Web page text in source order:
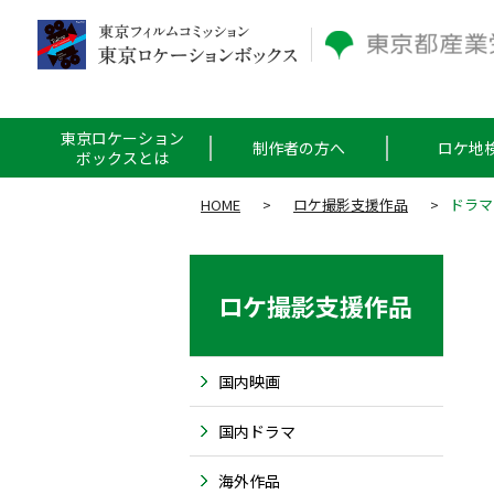
東京ロケーション
ボックスとは
制作者の方へ ロケ地
HOME > ロケ撮影支援作品 > ドラ
ロケ撮影支援作品
国内映画
国内ドラマ
海外作品